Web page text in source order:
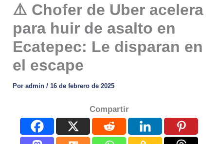
⚠️ Chofer de Uber acelera
para huir de asalto en
Ecatepec: Le disparan en
el escape
Poradmin/ 16 de febrero de 2025
Compartir